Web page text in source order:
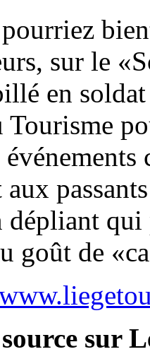
sur le
en
Tourisme
qui
goût de
sur